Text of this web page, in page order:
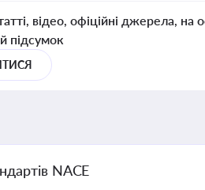
відео, офіційні джерела, на
підсумок
NACE